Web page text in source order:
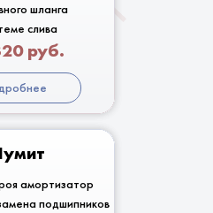
руб.
шланга
слива
амортизатор
подшипников